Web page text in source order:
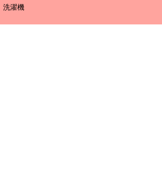
洗濯機